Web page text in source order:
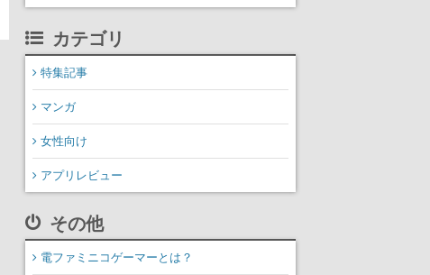
カテゴリ
特集記事
マンガ
女性向け
アプリレビュー
その他
電ファミニコゲーマーとは？